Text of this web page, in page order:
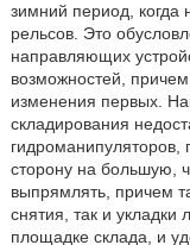
зимний период, когда
рельсов. Это
направляющих
возможностей,
изменения первых.
складирования
гидроманипуляторов,
сторону на большую,
выпрямлять, причем
снятия, так и
площадке склада, и